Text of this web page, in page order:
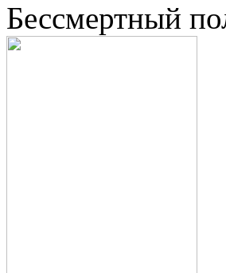
Бессмертный